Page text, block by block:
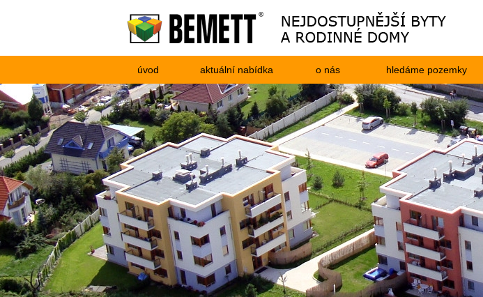
úvod aktuální nabídka o nás hledáme pozemky